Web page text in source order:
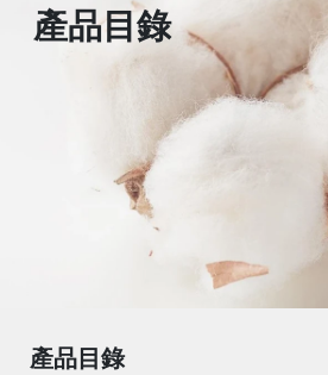
產品目錄
產品目錄